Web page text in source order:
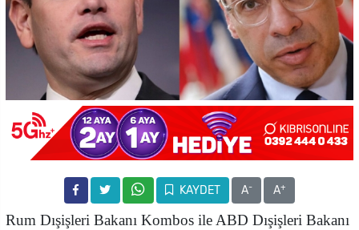
KAYDET A- A+
Rum Dışişleri Bakanı Kombos ile ABD Dışişleri Bakanı